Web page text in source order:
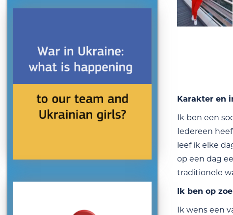
Karakter en
Ik ben een
Iedereen
leef ik elke
op een dag
traditionele
Ik ben op
Ik wens een